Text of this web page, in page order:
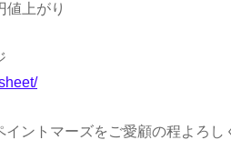
上がり
ントマーズをご愛顧の程よろし